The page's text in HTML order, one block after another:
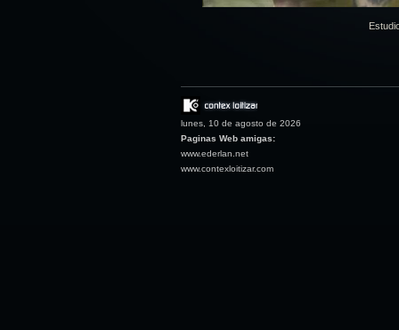
lunes, 10 de agosto de 2026
Paginas Web amigas:
www.ederlan.net
www.contexloitizar.com